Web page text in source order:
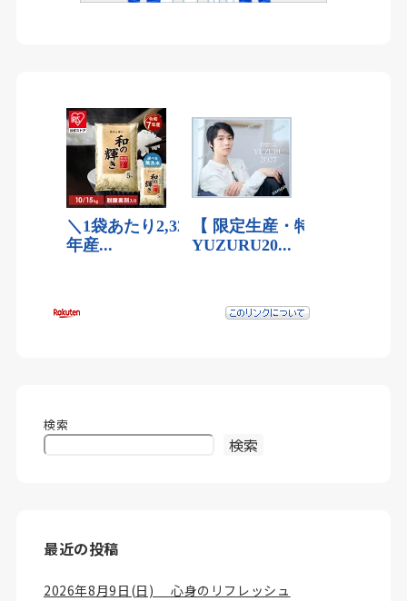
検索
検索
最近の投稿
2026年8月9日(日) 心身のリフレッシュ